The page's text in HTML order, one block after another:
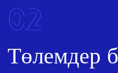
02
Төлемдер